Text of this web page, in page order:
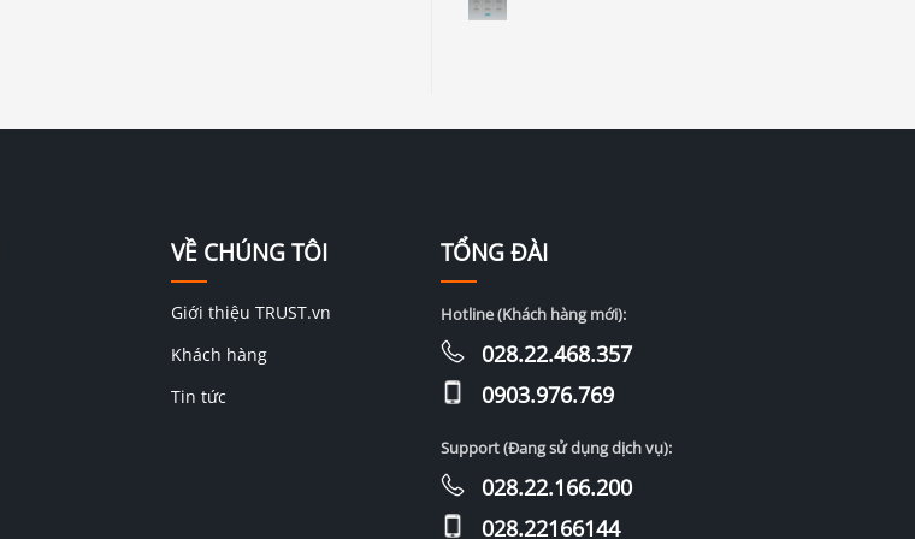
VỀ CHÚNG TÔI
Giới thiệu TRUST.vn
Khách hàng
Tin tức
TỔNG ĐÀI
Hotline (Khách hàng mới):
028.22.468.357
0903.976.769
Support (Đang sử dụng dịch vụ):
028.22.166.200
028.22166144